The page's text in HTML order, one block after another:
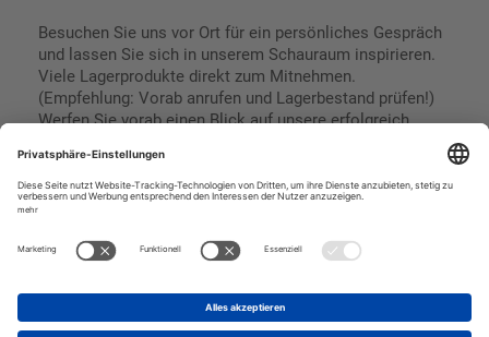
Besuchen Sie uns vor Ort für ein persönliches Gespräch
und lassen Sie sich in unserem Schauraum inspirieren.
Viele Lagerprodukte direkt zum Mitnehmen.
(Empfehlung: Vorab anrufen und Lagerbestand prüfen!)
Werfen Sie vorab einen Blick auf unsere erfolgreich
Impressum
Datenschutz
Kreditkarte
Rechnungskauf